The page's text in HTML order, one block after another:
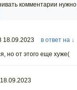
комментарии нужно
18.09.2023 в ответ на ↓
но от этого еще хуже(